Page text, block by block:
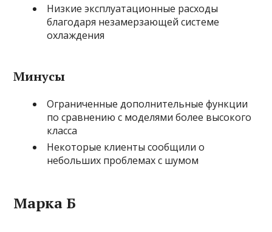
Низкие эксплуатационные расходы
благодаря незамерзающей системе
охлаждения
Минусы
Ограниченные дополнительные функции
по сравнению с моделями более высокого
класса
Некоторые клиенты сообщили о
небольших проблемах с шумом
Марка Б